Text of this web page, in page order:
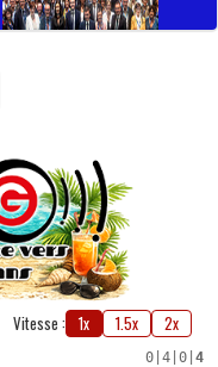
Vitesse : 1x 1.5x 2x
0 4 0 4